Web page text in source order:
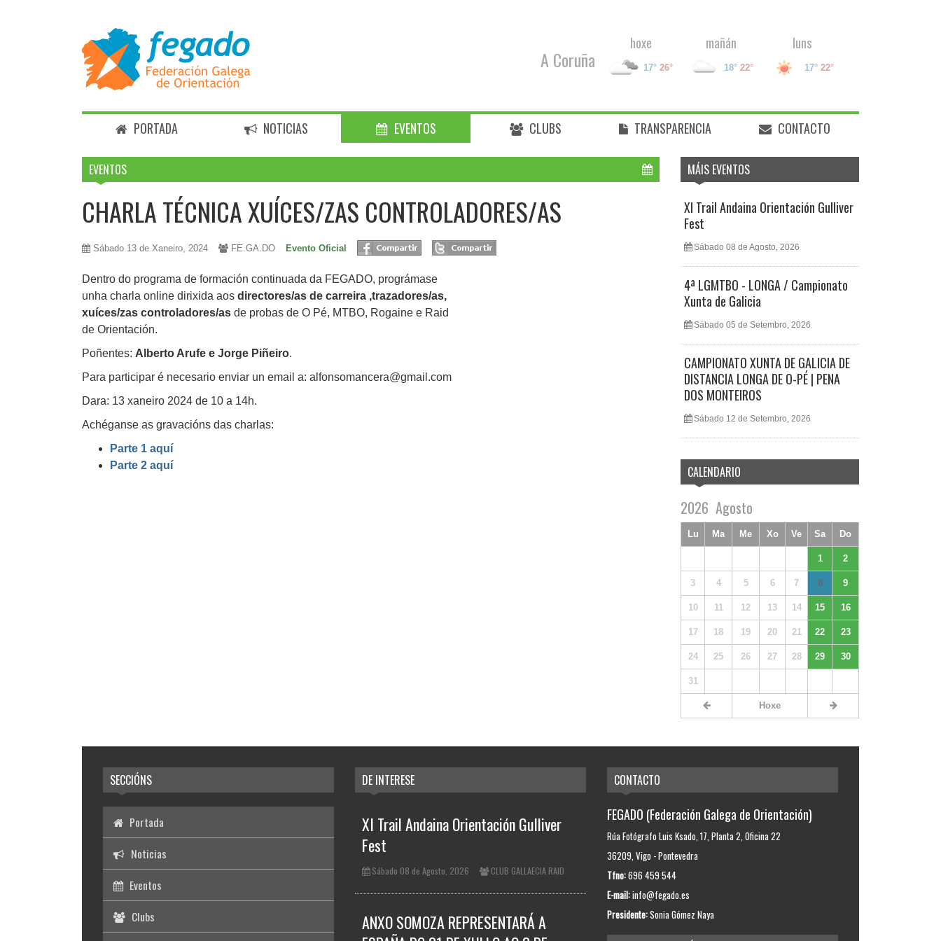
A Coruña
hoxe
17° 26°
mañán
18° 22°
luns
17° 22°
PORTADA NOTICIAS EVENTOS CLUBS TRANSPARENCIA CONTACTO
EVENTOS
CHARLA TÉCNICA XUÍCES/ZAS CONTROLADORES/AS
Sábado 13 de Xaneiro, 2024 FE.GA.DO Evento Oficial
Dentro do programa de formación continuada da FEGADO, prográmase
unha charla online dirixida aos directores/as de carreira ,trazadores/as,
xuíces/zas controladores/as de probas de O Pé, MTBO, Rogaine e Raid
de Orientación.
Poñentes: Alberto Arufe e Jorge Piñeiro.
Para participar é necesario enviar un email a: alfonsomancera@gmail.com
Dara: 13 xaneiro 2024 de 10 a 14h.
Achéganse as gravacións das charlas:
Parte 1 aquí
Parte 2 aquí
MÁIS EVENTOS
XI Trail Andaina Orientación Gulliver
Fest
Sábado 08 de Agosto, 2026
4ª LGMTBO - LONGA / Campionato
Xunta de Galicia
Sábado 05 de Setembro, 2026
CAMPIONATO XUNTA DE GALICIA DE
DISTANCIA LONGA DE O-PÉ | PENA
DOS MONTEIROS
Sábado 12 de Setembro, 2026
CALENDARIO
2026 Agosto
Lu Ma Me Xo Ve Sa Do
1 2
3 4 5 6 7 8 9
10 11 12 13 14 15 16
17 18 19 20 21 22 23
24 25 26 27 28 29 30
31
Hoxe
SECCIÓNS
Portada
Noticias
Eventos
Clubs
DE INTERESE
XI Trail Andaina Orientación Gulliver
Fest
Sábado 08 de Agosto, 2026 CLUB GALLAECIA RAID
ANXO SOMOZA REPRESENTARÁ A
CONTACTO
FEGADO (Federación Galega de Orientación)
Rúa Fotógrafo Luis Ksado, 17, Planta 2, Oficina 22
36209, Vigo - Pontevedra
Tfno:696 459 544
E-mail:info@fegado.es
Presidente:Sonia Gómez Naya